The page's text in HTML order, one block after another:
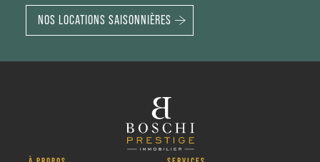
NOS LOCATIONS SAISONNIÈRES